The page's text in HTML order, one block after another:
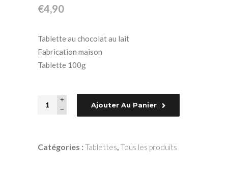
€4,90
Tablette au chocolat au lait
Fabrication maison
Tablette 100g
Quantity Ajouter Au Panier
Catégories :Tablettes, Tous les produits